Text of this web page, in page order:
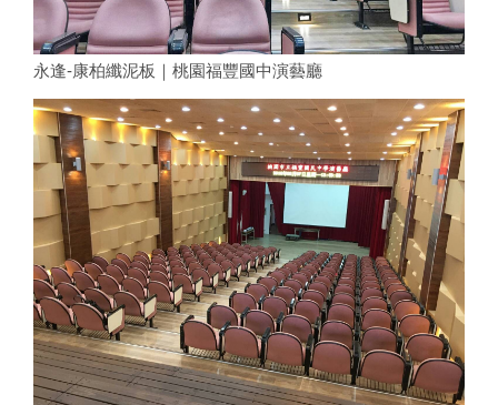
永逢-康柏纖泥板｜桃園福豐國中演藝廳